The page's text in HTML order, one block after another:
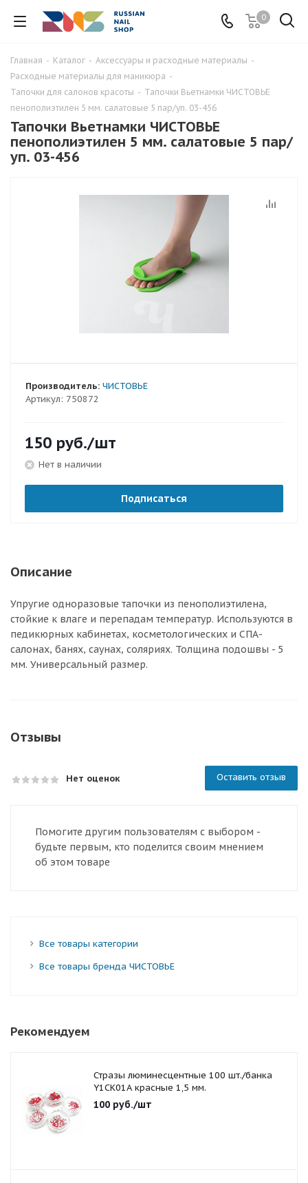
0
Главная - Каталог - Аксессуары и расходные материалы -
Расходные материалы для маникюра -
Тапочки для салонов красоты - Тапочки Вьетнамки ЧИСТОВЬЕ
пенополиэтилен 5 мм. салатовые 5 пар/уп. 03-456
Тапочки Вьетнамки ЧИСТОВЬЕ
пенополиэтилен 5 мм. салатовые 5 пар/
уп. 03-456
Артикул: 750872
Производитель: ЧИСТОВЬЕ
150 руб./шт
Нет в наличии
Подписаться
Описание
Упругие одноразовые тапочки из пенополиэтилена,
стойкие к влаге и перепадам температур. Используются в
педикюрных кабинетах, косметологических и СПА-
салонах, банях, саунах, соляриях. Толщина подошвы - 5
мм. Универсальный размер.
Отзывы
Нет оценок Оставить отзыв
Помогите другим пользователям с выбором -
будьте первым, кто поделится своим мнением
об этом товаре
Все товары категории
Все товары бренда ЧИСТОВЬЕ
Рекомендуем
Стразы люминесцентные 100 шт./банка
Y1CK01A красные 1,5 мм.
100 руб./шт